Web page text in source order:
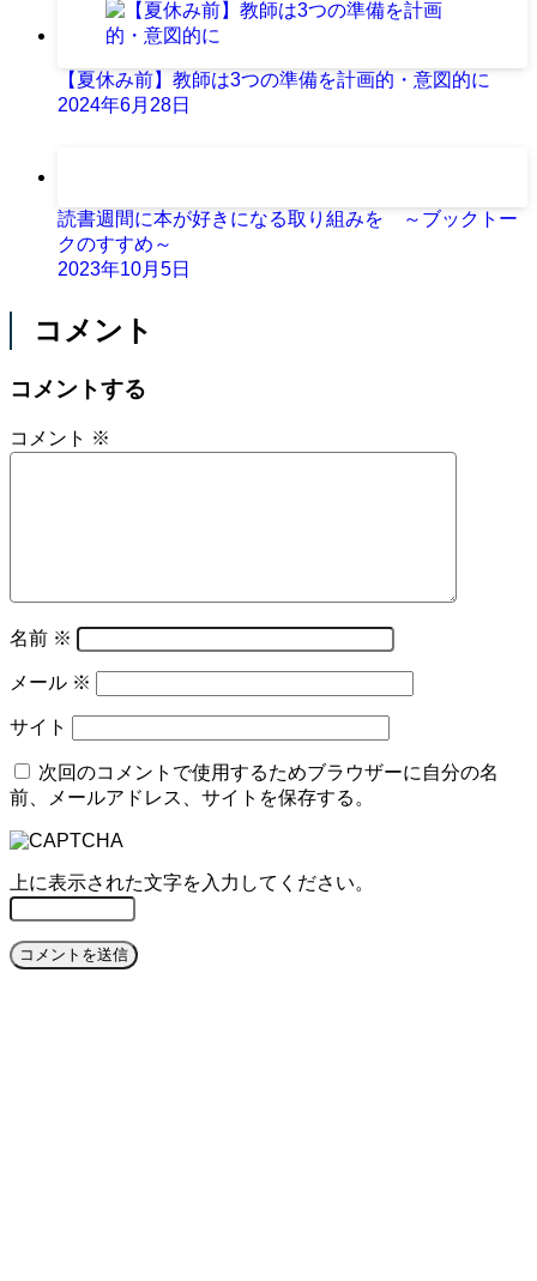
【夏休み前】教師は3つの準備を計画的・意図的に
2024年6月28日
読書週間に本が好きになる取り組みを ～ブックトー
クのすすめ～
2023年10月5日
コメント
コメントする
コメント ※
名前 ※
メール ※
サイト
次回のコメントで使用するためブラウザーに自分の名
前、メールアドレス、サイトを保存する。
上に表示された文字を入力してください。